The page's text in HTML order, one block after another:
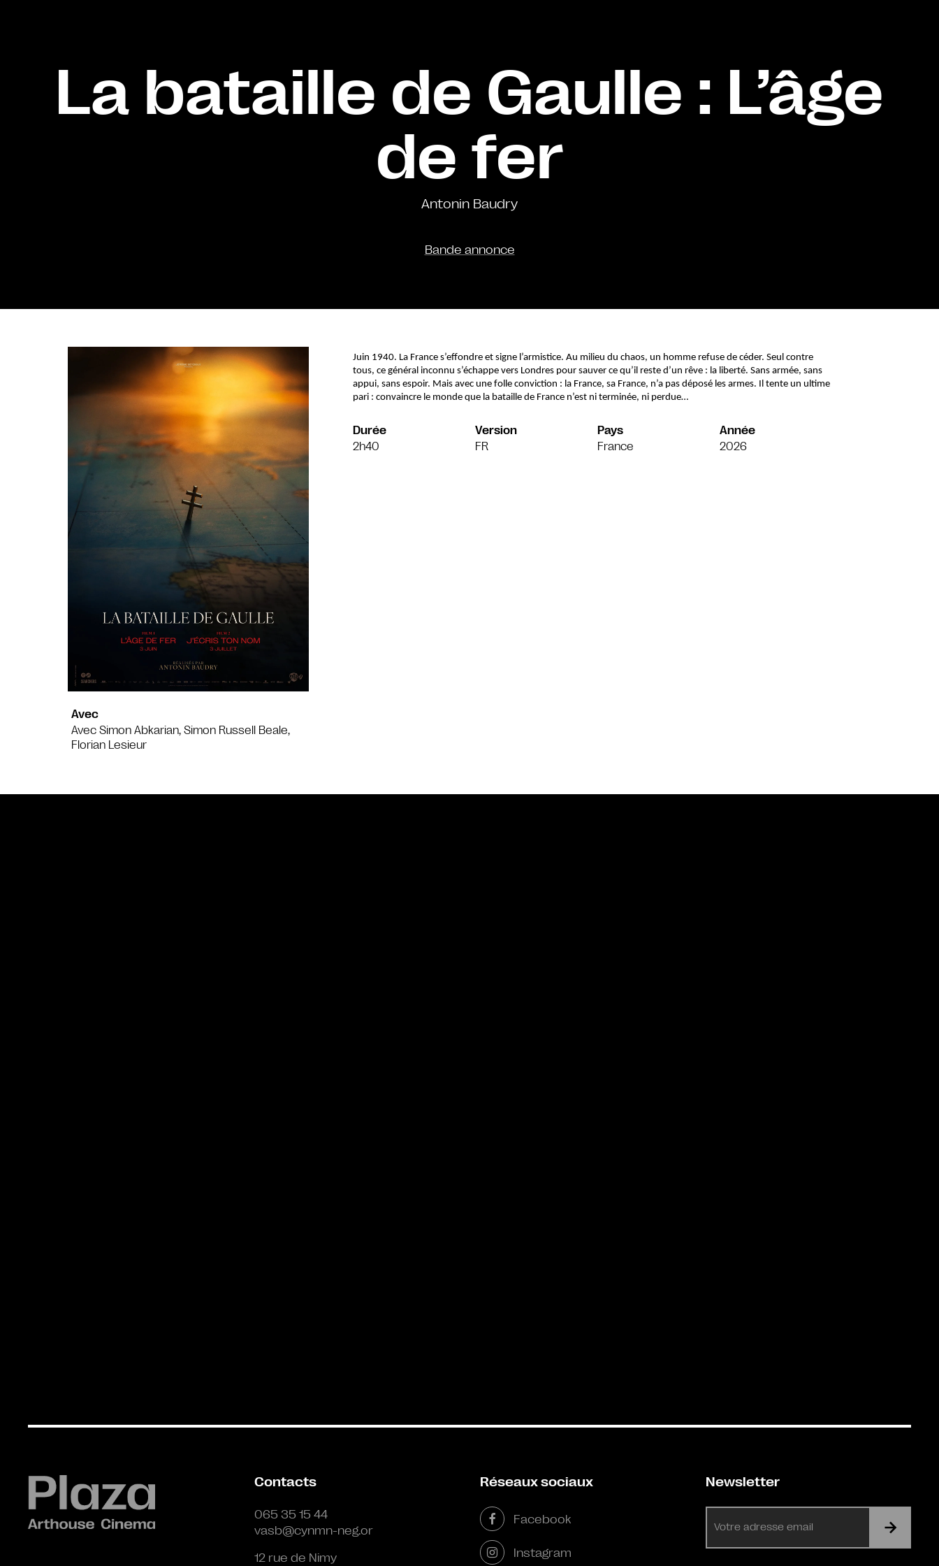
La bataille de Gaulle : L’âge
de fer
Antonin Baudry
Bande annonce
Avec
Avec Simon Abkarian, Simon Russell Beale,
Florian Lesieur
Juin 1940. La France s’effondre et signe l’armistice. Au milieu du chaos, un homme refuse de céder. Seul contre
tous, ce général inconnu s’échappe vers Londres pour sauver ce qu’il reste d’un rêve : la liberté. Sans armée, sans
appui, sans espoir. Mais avec une folle conviction : la France, sa France, n’a pas déposé les armes. Il tente un ultime
pari : convaincre le monde que la bataille de France n’est ni terminée, ni perdue…
Durée
2h40
Version
FR
Pays
France
Année
2026
Contacts
065 35 15 44
vasb@cynmn-neg.or
12 rue de Nimy
Réseaux sociaux
Facebook
Instagram
Newsletter
mail